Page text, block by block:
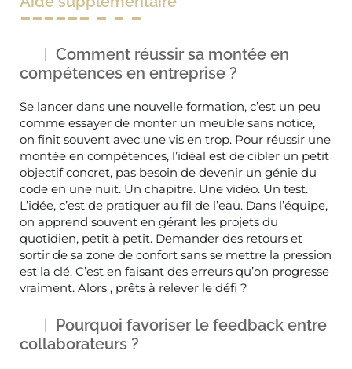
Comment réussir sa montée en
compétences en entreprise ?
Se lancer dans une nouvelle formation, c’est un peu
comme essayer de monter un meuble sans notice,
on finit souvent avec une vis en trop. Pour réussir une
montée en compétences, l’idéal est de cibler un petit
objectif concret, pas besoin de devenir un génie du
code en une nuit. Un chapitre. Une vidéo. Un test.
L’idée, c’est de pratiquer au fil de l’eau. Dans l’équipe,
on apprend souvent en gérant les projets du
quotidien, petit à petit. Demander des retours et
sortir de sa zone de confort sans se mettre la pression
est la clé. C’est en faisant des erreurs qu’on progresse
vraiment. Alors , prêts à relever le défi ?
Pourquoi favoriser le feedback entre
collaborateurs ?